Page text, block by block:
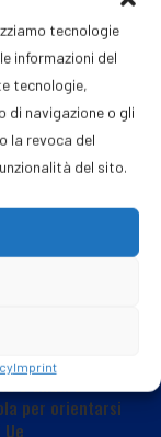
tecnologie
informazioni del
tecnologie,
navigazione o gli
la revoca del
del sito.
Imprint
per orientarsi